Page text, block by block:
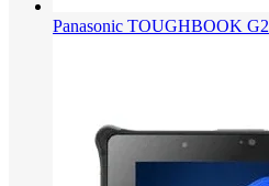
Panasonic TOUGHBOOK G2